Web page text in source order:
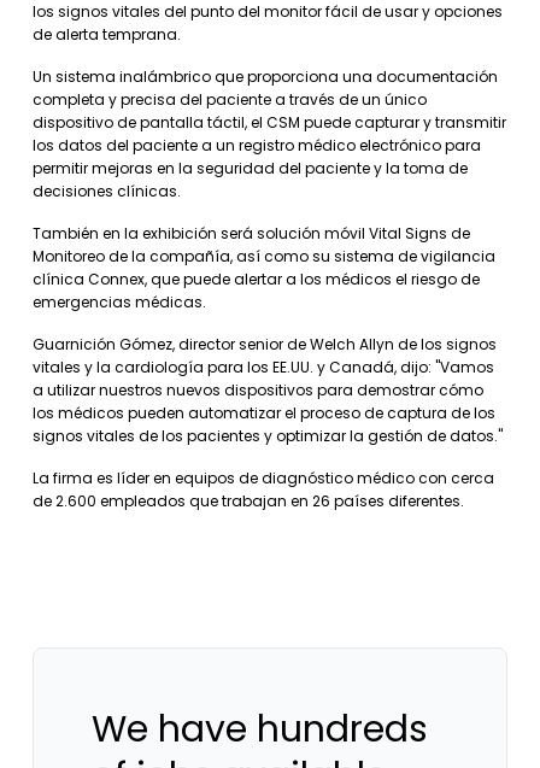
los signos vitales del punto del monitor fácil de usar y opciones
de alerta temprana.
Un sistema inalámbrico que proporciona una documentación
completa y precisa del paciente a través de un único
dispositivo de pantalla táctil, el CSM puede capturar y transmitir
los datos del paciente a un registro médico electrónico para
permitir mejoras en la seguridad del paciente y la toma de
decisiones clínicas.
También en la exhibición será solución móvil Vital Signs de
Monitoreo de la compañía, así como su sistema de vigilancia
clínica Connex, que puede alertar a los médicos el riesgo de
emergencias médicas.
Guarnición Gómez, director senior de Welch Allyn de los signos
vitales y la cardiología para los EE.UU. y Canadá, dijo: "Vamos
a utilizar nuestros nuevos dispositivos para demostrar cómo
los médicos pueden automatizar el proceso de captura de los
signos vitales de los pacientes y optimizar la gestión de datos."
La firma es líder en equipos de diagnóstico médico con cerca
de 2.600 empleados que trabajan en 26 países diferentes.
We have hundreds